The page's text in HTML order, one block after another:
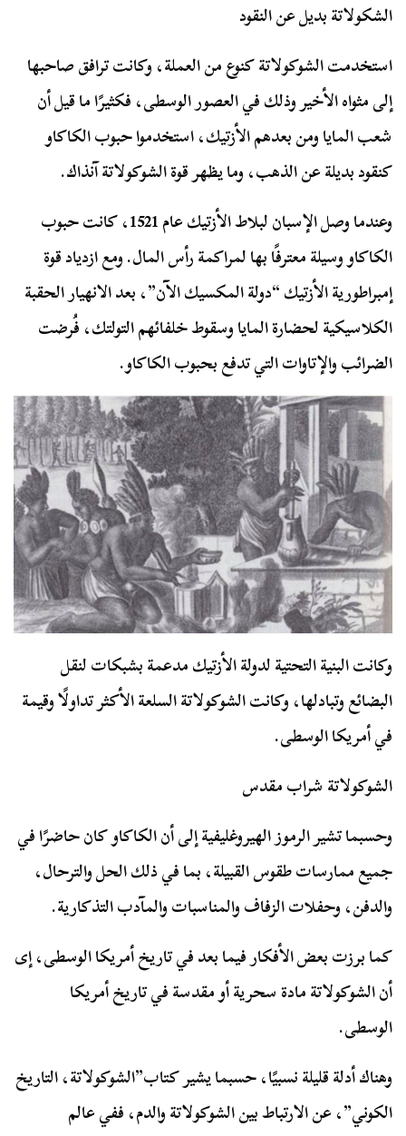
الشكولاتة بديل عن النقود
استخدمت الشوكولاتة كنوع من العملة، وكانت ترافق صاحبها
إلى مثواه الأخير وذلك في العصور الوسطى، فكثيرًا ما قيل أن
شعب المايا ومن بعدهم الأزتيك، استخدموا حبوب الكاكاو
كنقود بديلة عن الذهب، وما يظهر قوة الشوكولاتة آنذاك.
وعندما وصل الإسبان لبلاط الأزتيك عام 1521، كانت حبوب
الكاكاو وسيلة معترفًا بها لمراكمة رأس المال. ومع ازدياد قوة
إمبراطورية الأزتيك “دولة المكسيك الآن”، بعد الانهيار الحقبة
الكلاسيكية لحضارة المايا وسقوط خلفائهم التولتك، فُرضت
الضرائب والإتاوات التي تدفع بحبوب الكاكاو.
وكانت البنية التحتية لدولة الأزتيك مدعمة بشبكات لنقل
البضائع وتبادلها، وكانت الشوكولاتة السلعة الأكثر تداولًا وقيمة
في أمريكا الوسطى.
الشوكولاتة شراب مقدس
وحسبما تشير الرموز الهيروغليفية إلى أن الكاكاو كان حاضرًا في
جميع ممارسات طقوس القبيلة، بما في ذلك الحل والترحال،
والدفن، وحفلات الزفاف والمناسبات والمآدب التذكارية.
كما برزت بعض الأفكار فيما بعد في تاريخ أمريكا الوسطى، إى
أن الشوكولاتة مادة سحرية أو مقدسة في تاريخ أمريكا
الوسطى.
وهناك أدلة قليلة نسبيًا، حسبما يشير كتاب”الشوكولاتة، التاريخ
الكوني”، عن الارتباط بين الشوكولاتة والدم، ففي عالم